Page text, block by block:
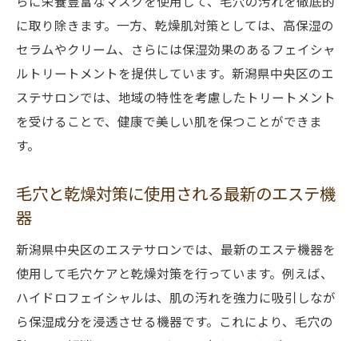
実際のエステ体験談とその効果
エステサロンの選び方と予約方法
に取り除きます。一方、乾燥肌対策としては、高保湿の
セラムやクリーム、さらには保湿効果のあるフェイシャ
ルトリートメントを提供しています。新潟県中央区のエ
ステサロンでは、地域の特性を考慮したトリートメント
を受けることで、健康で美しい肌を保つことができま
す。
毛穴と乾燥対策に使用される最新のエステ機
器
新潟県中央区のエステサロンでは、最新のエステ機器を
使用して毛穴ケアと乾燥対策を行っています。例えば、
ハイドロフェイシャルは、肌の汚れを強力に吸引しなが
ら保湿成分を浸透させる機器です。これにより、毛穴の